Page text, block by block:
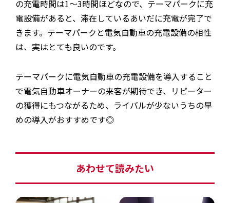
の充電時間は1〜3時間ほどなので、テーマパークに充
電設備があると、滞在しているあいだに充電が完了で
きます。テーマパークと電気自動車の充電設備の相性
は、実はとても良いのです。
テーマパークに電気自動車の充電設備を導入すること
で電気自動車オーナーの来客が期待でき、リピーター
の獲得にもつながるため、ライバルが少ないうちの早
めの導入がおすすめです◎
あわせて読みたい